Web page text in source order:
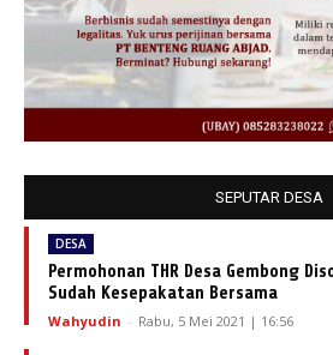
SEPUTAR DESA
DESA
Permohonan THR Desa Gembong
Sudah Kesepakatan Bersama
Wahyudin - Rabu, 5 Mei 2021 | 16:56